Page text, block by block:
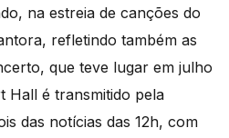
na estreia de canções do
refletindo também as
que teve lugar em julho
Hall é transmitido pela
das notícias das 12h, com